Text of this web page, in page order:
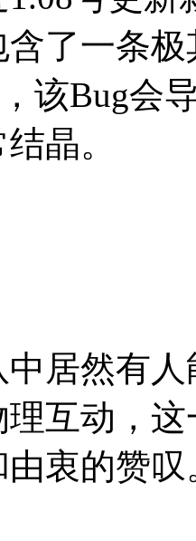
了一条
该Bug会
晶。
然有人
互动，
衷的赞叹